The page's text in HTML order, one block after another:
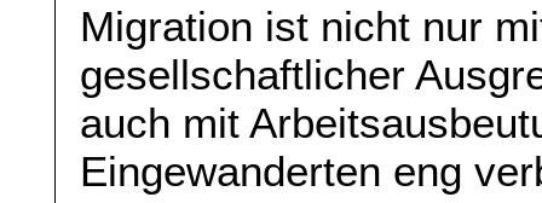
Migration ist nicht nur
gesellschaftlicher
auch mit
Eingewanderten eng